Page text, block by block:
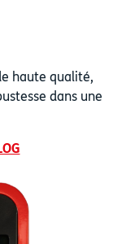
haute qualité,
dans une